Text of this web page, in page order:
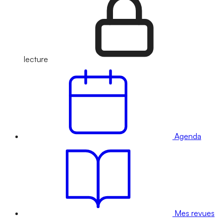
lecture
Agenda
Mes revues